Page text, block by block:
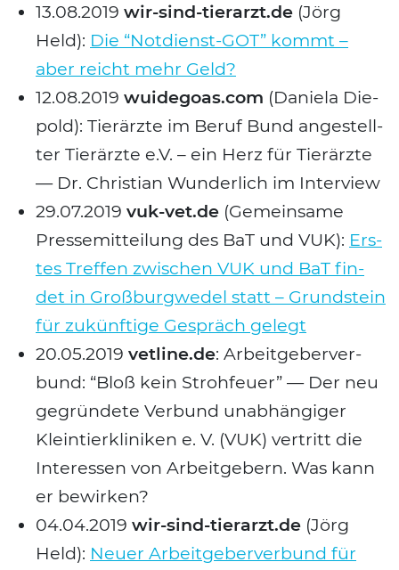
13.08.2019 wir-sind-tierarzt.de (Jörg
Held): Die “Not­dienst-GOT” kommt –
aber reicht mehr Geld?
12.08.2019 wuidegoas.com (Danie­la Die­
pold): Tier­ärz­te im Beruf Bund ange­stell­
ter Tier­ärz­te e.V. – ein Herz für Tier­ärz­te
— Dr. Chris­ti­an Wun­der­lich im Inter­view
29.07.2019 vuk-vet.de (Gemein­sa­me
Pres­se­mit­tei­lung des BaT und VUK): Ers­
tes Tref­fen zwi­schen VUK und BaT fin­
det in Groß­burg­we­del statt – Grund­stein
für zukünf­ti­ge Gespräch gelegt
20.05.2019 vetline.de: Arbeit­ge­ber­ver­
bund: “Bloß kein Stroh­feu­er” — Der neu
gegrün­de­te Ver­bund unab­hän­gi­ger
Klein­tier­kli­ni­ken e. V. (VUK) ver­tritt die
Inter­es­sen von Arbeit­ge­bern. Was kann
er bewir­ken?
04.04.2019 wir-sind-tierarzt.de (Jörg
Held): Neu­er Arbeit­ge­ber­ver­bund für